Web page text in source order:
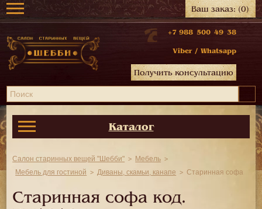
Ваш заказ:(0)
+7 988 500 49 38
Viber / Whatsapp
Получить консультацию
Каталог
Салон старинных вещей "Шебби"
Мебель
Мебель для гостиной
Диваны, скамьи, канапе Старинная софа
Старинная софа код.